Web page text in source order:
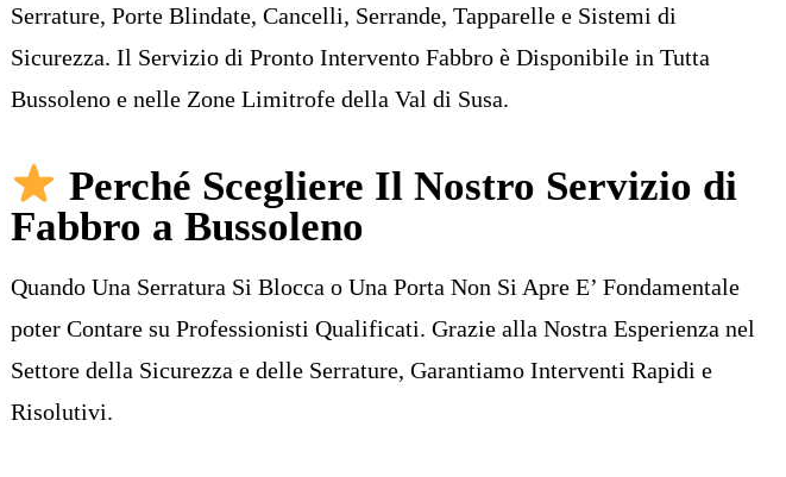
Serrature, Porte Blindate, Cancelli, Serrande, Tapparelle e Sistemi di
Sicurezza. Il Servizio di Pronto Intervento Fabbro è Disponibile in Tutta
Bussoleno e nelle Zone Limitrofe della Val di Susa.
Perché Scegliere Il Nostro Servizio di
Fabbro a Bussoleno
Quando Una Serratura Si Blocca o Una Porta Non Si Apre E’ Fondamentale
poter Contare su Professionisti Qualificati. Grazie alla Nostra Esperienza nel
Settore della Sicurezza e delle Serrature, Garantiamo Interventi Rapidi e
Risolutivi.